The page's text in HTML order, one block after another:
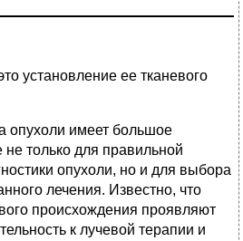
установление ее тканевого
опухоли имеет большое
не только для правильной
опухоли, но и для выбора
лечения. Известно, что
происхождения проявляют
к лучевой терапии и